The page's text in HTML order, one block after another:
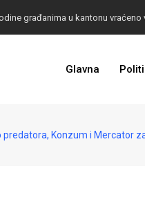
KONAKOVIĆ PALI ALARM: Otvoreno pismo UN-u
Glavna
predatora, Konzum i Mercator